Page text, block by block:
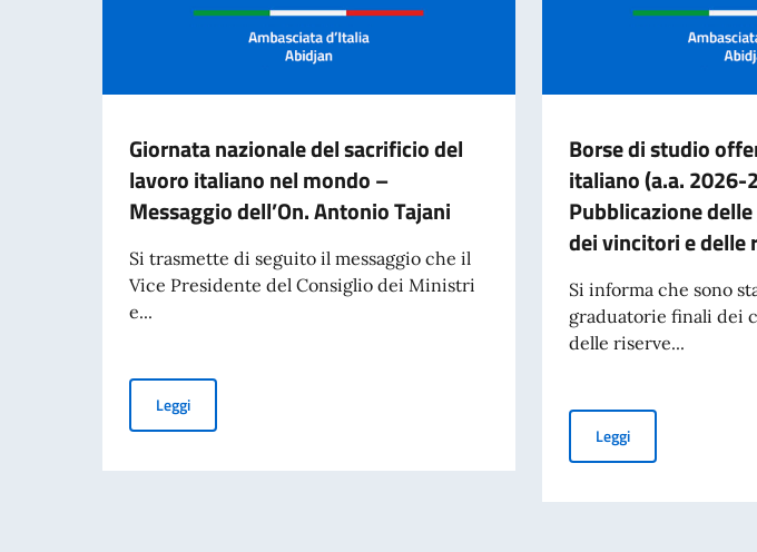
Giornata nazionale del sacrificio del
lavoro italiano nel mondo –
Messaggio dell’On. Antonio Tajani
Si trasmette di seguito il messaggio che il
Vice Presidente del Consiglio dei Ministri
e...
LeggiGiornata nazionale del sacrificio del lavoro italiano nel mondo – Messaggio dell’On.
Borse di studio
italiano (a.a. 2026-
Pubblicazione
dei vincitori e delle
Si informa che sono
graduatorie finali dei
delle riserve...
LeggiBorse di studio